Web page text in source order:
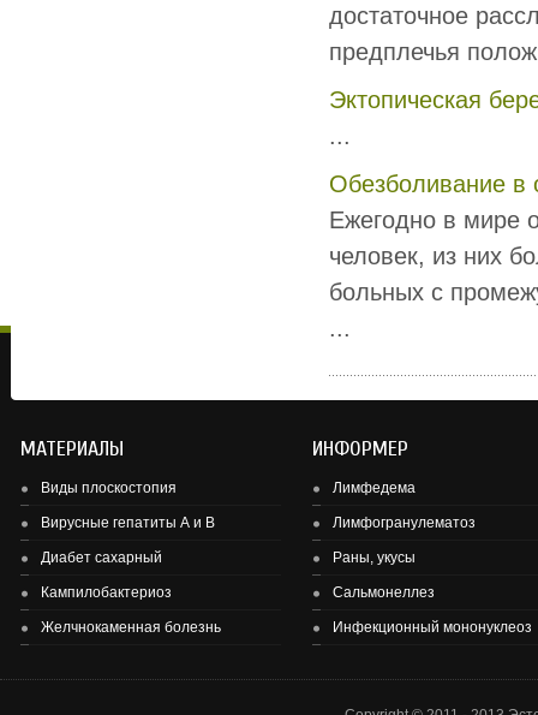
достаточное
предплечья
Эктопическая
...
Обезболивание в
Ежегодно в мире
человек, из них
больных с
...
МАТЕРИАЛЫ
Виды плоскостопия
Вирусные гепатиты А и В
Диабет сахарный
Кампилобактериоз
Желчнокаменная болезнь
ИНФОРМЕР
Лимфедема
Лимфогранулематоз
Раны, укусы
Сальмонеллез
Инфекционный мононуклеоз
Здоровье детей и подростков - основа здоровье нации.